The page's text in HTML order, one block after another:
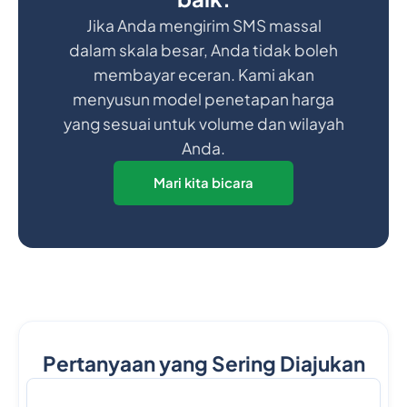
Jika Anda mengirim SMS massal
dalam skala besar, Anda tidak boleh
membayar eceran. Kami akan
menyusun model penetapan harga
yang sesuai untuk volume dan wilayah
Anda.
Mari kita bicara
Pertanyaan yang Sering Diajukan